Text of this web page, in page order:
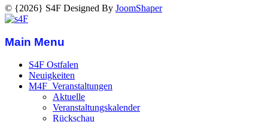
© {2026} S4F Designed By JoomShaper
Main Menu
S4F Ostfalen
Neuigkeiten
M4F_Veranstaltungen
Aktuelle
Veranstaltungskalender
Rückschau